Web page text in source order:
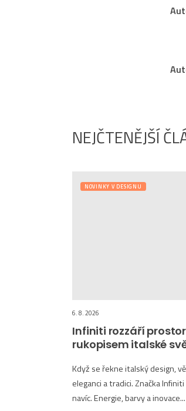
NEJČTENĚJŠÍ
NOVINKY V DESIGNU
6. 8. 2026
Infiniti rozzáří
rukopisem italské
Když se řekne italský design,
eleganci a tradici. Značka
navíc. Energie, barvy a inovace...